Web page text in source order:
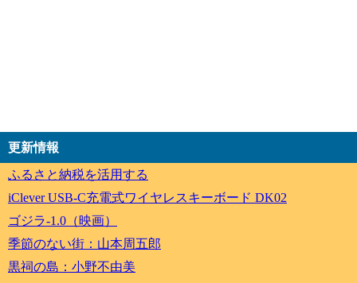
更新情報
ふるさと納税を活用する
iClever USB-C充電式ワイヤレスキーボード DK02
ゴジラ-1.0（映画）
季節のない街：山本周五郎
黒祠の島：小野不由美